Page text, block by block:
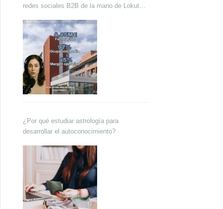
redes sociales B2B de la mano de Lokutor
¿Por qué estudiar astrología para
desarrollar el autoconocimiento?